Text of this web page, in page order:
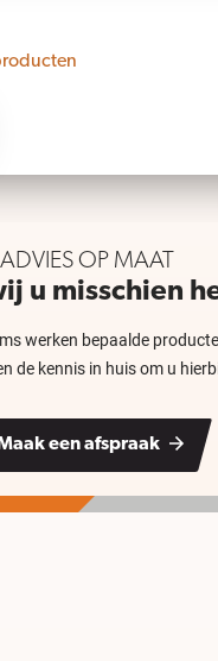
ADVIES OP MAAT
u misschien
werken bepaalde
de kennis in huis om u
een afspraak